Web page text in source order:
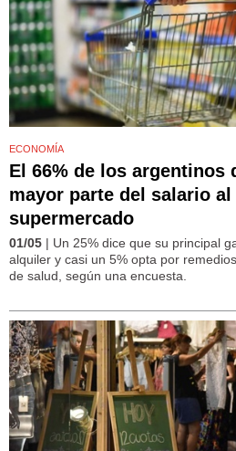
ECONOMÍA
El 66% de los argentinos
mayor parte del salario al
supermercado
01/05 | Un 25% dice que su principal
alquiler y casi un 5% opta por
de salud, según una encuesta.